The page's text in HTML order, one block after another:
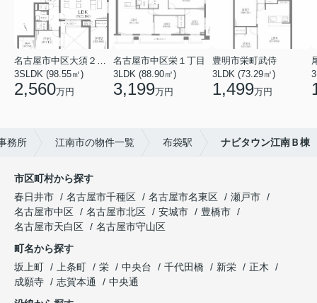
3SLDK (98.55㎡)
2,560万円
名古屋市中区栄１丁目
3LDK (88.90㎡)
3,199万円
豊明市栄町武侍
3LDK (73.29㎡)
1,499万円
務所 江南市の物件一覧 布袋駅 ナビタウン江南Ｂ棟
市区町村から探す
春日井市
名古屋市千種区 名古屋市名東区
瀬戸市
名古屋市中区
名古屋市北区 安城市
豊橋市
名古屋市天白区
名古屋市守山区
町名から探す
坂上町
上条町 栄 中央台 千代田橋 新栄
正木
成願寺
志賀本通
中央通